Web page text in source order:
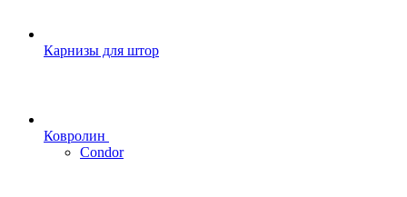
Карнизы для штор
Ковролин
Condor